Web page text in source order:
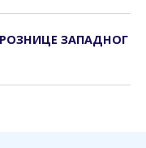
ЗАПАДНОГ